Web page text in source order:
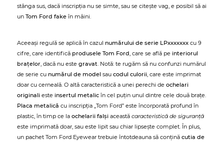
stânga sus, dacă inscripția nu se simte, sau se citește vag, e posibil să ai
un Tom Ford fake în mâini.
Aceeași regulă se aplică în cazul numărului de serie LPxxxxxxx cu 9
cifre, care identifică produsele Tom Ford, care se află pe interiorul
brațelor, dacă nu este gravat. Notă: te rugăm să nu confunzi numărul
de serie cu numărul de model sau codul culorii, care este imprimat
doar cu cerneală. O altă caracteristică a unei perechi de ochelari
originali este insertul metalic în cel puțin unul dintre cele două brațe.
Placa metalică cu inscripția „Tom Ford” este încorporată profund în
plastic, în timp ce la ochelarii falși această caracteristică de siguranță
este imprimată doar, sau este lipit sau chiar lipsește complet. În plus,
un pachet Tom Ford Eyewear trebuie întotdeauna să conțină cutia de